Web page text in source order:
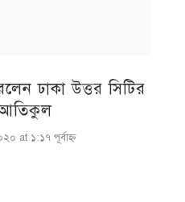
ঢাকা উত্তর সিটির
at ১:১৭ পূর্বাহ্ণ